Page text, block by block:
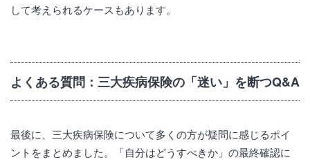
して考えられるケースもあります。
よくある質問：三大疾病保険の「迷い」を断つQ&A
最後に、三大疾病保険について多くの方が疑問に感じるポイ
ントをまとめました。「自分はどうすべきか」の最終確認に